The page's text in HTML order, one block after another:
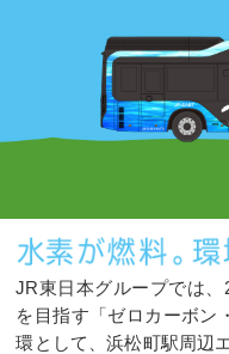
JR東日本グループでは、
を目指す 「ゼロカーボ
環として、浜松町駅周辺